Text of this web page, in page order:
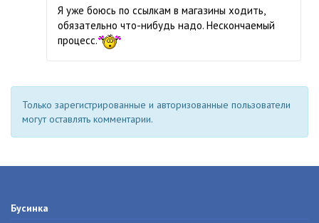
Я уже боюсь по ссылкам в магазины ходить,
обязательно что-нибудь надо. Нескончаемый
процесс.
Только зарегистрированные и авторизованные пользователи
могут оставлять комментарии.
Бусинка